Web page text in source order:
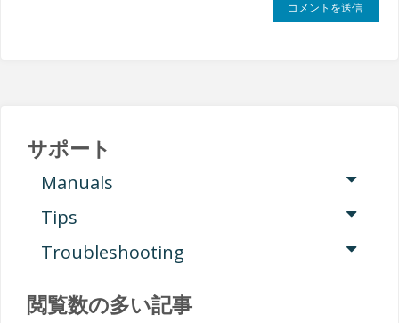
サポート
Manuals
Tips
Troubleshooting
閲覧数の多い記事